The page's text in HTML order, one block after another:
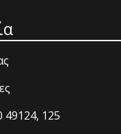
49124, 125